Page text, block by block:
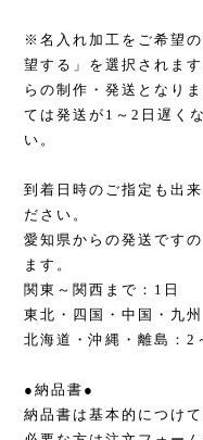
※名入れ加工をご希望
望する」を選択されま
らの制作・発送となり
ては発送が1～2日遅く
い。
到着日時のご指定も出
ださい。
愛知県からの発送です
ます。
関東～関西まで：1日
東北・四国・中国・九州
北海道・沖縄・離島：2
●納品書●
納品書は基本的につけて